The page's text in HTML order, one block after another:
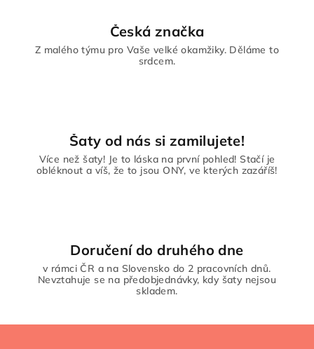
í
p
r
ý
p
i
Česká značka
Z malého týmu pro Vaše velké okamžiky. Děláme to
srdcem.
Šaty od nás si zamilujete!
Více než šaty! Je to láska na první pohled! Stačí je
obléknout a víš, že to jsou ONY, ve kterých zazáříš!
Doručení do druhého dne
v rámci ČR a na Slovensko do 2 pracovních dnů.
Nevztahuje se na předobjednávky, kdy šaty nejsou
skladem.